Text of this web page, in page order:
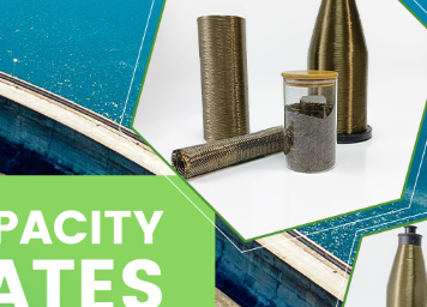
Atelier
Certificats
Cas